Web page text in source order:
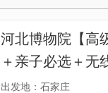
河北博物院【高
＋亲子必选＋无
耳麦 告别嘈杂
出发地：石家庄